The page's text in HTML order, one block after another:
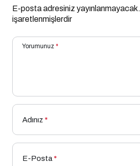
E-posta adresiniz yayınlanmayacak.
işaretlenmişlerdir
Yorumunuz *
Adınız *
E-Posta*